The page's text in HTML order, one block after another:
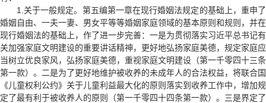
1.关于一般规定。第五编第一章在现行婚姻法规定的基础上，重申了
婚姻自由、一夫一妻、男女平等等婚姻家庭领域的基本原则和规则，并在
现行婚姻法的基础上，作了进一步完善：一是为贯彻落实习近平总书记有
关加强家庭文明建设的重要讲话精神，更好地弘扬家庭美德，规定家庭应
当树立优良家风，弘扬家庭美德，重视家庭文明建设（第一千零四十三条
第一款）。二是为了更好地维护被收养的未成年人的合法权益，将联合国
《儿童权利公约》 关于儿童利益最大化的原则落实到收养工作中，增加规
定了最有利于被收养人的原则（第一千零四十四条第一款）。三是界定了